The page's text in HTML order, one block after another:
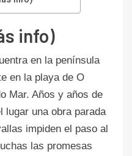
info)
en la península
en la playa de O
Mar. Años y años de
lugar una obra parada
impiden el paso al
las promesas